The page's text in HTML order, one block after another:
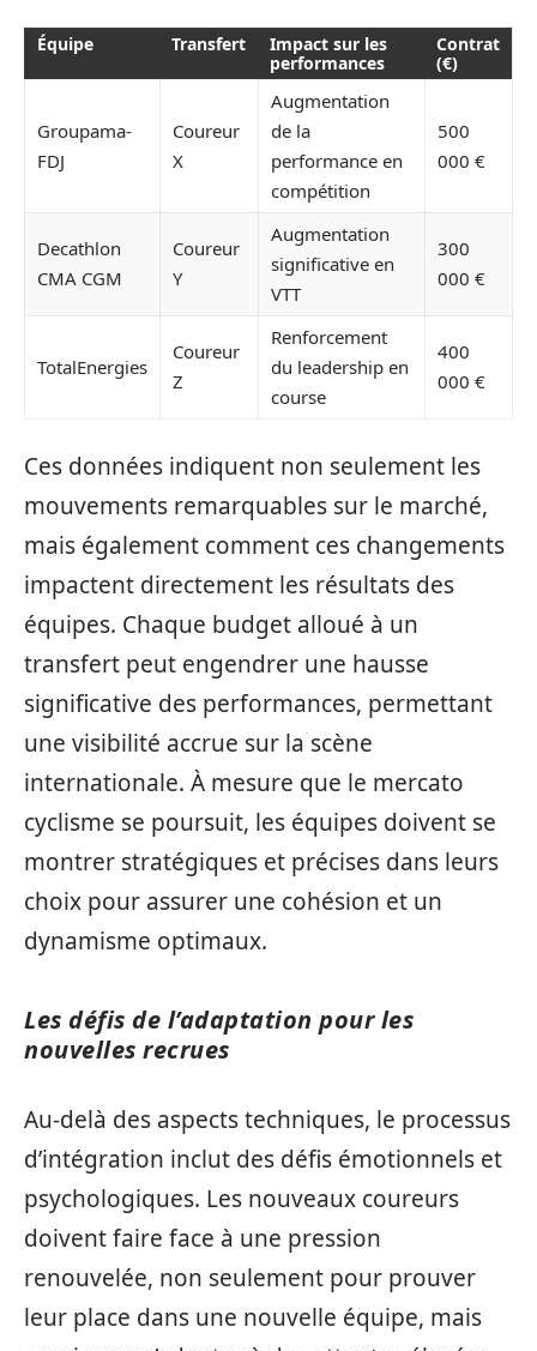
Équipe Transfert
Impact sur les
performances
Contrat
(€)
Groupama-
FDJ
Coureur
X
Augmentation
de la
performance en
compétition
500
000 €
Decathlon
CMA CGM
Coureur
Y
Augmentation
significative en
VTT
300
000 €
TotalEnergies
Coureur
Z
Renforcement
du leadership en
course
400
000 €
Ces données indiquent non seulement les
mouvements remarquables sur le marché,
mais également comment ces changements
impactent directement les résultats des
équipes. Chaque budget alloué à un
transfert peut engendrer une hausse
significative des performances, permettant
une visibilité accrue sur la scène
internationale. À mesure que le mercato
cyclisme se poursuit, les équipes doivent se
montrer stratégiques et précises dans leurs
choix pour assurer une cohésion et un
dynamisme optimaux.
Les défis de l’adaptation pour les
nouvelles recrues
Au-delà des aspects techniques, le processus
d’intégration inclut des défis émotionnels et
psychologiques. Les nouveaux coureurs
doivent faire face à une pression
renouvelée, non seulement pour prouver
leur place dans une nouvelle équipe, mais